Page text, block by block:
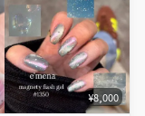
¥8,000